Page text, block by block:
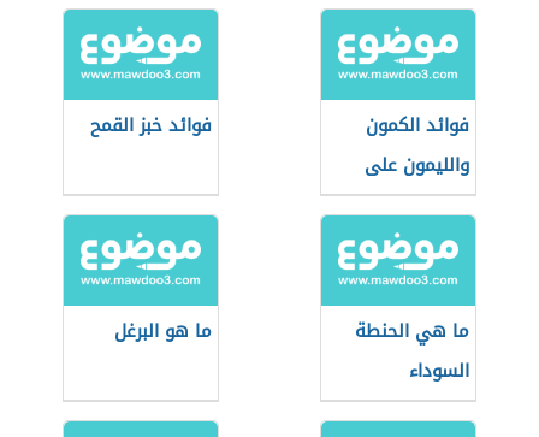
فوائد الكمون
والليمون على
الريق
فوائد خبز القمح
ما هي الحنطة
السوداء
ما هو البرغل